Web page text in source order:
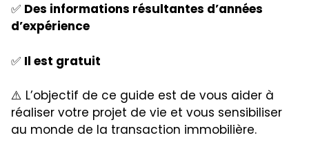
✅ Des informations résultantes d’années
d’expérience
✅ Il est gratuit
⚠️ L’objectif de ce guide est de vous aider à
réaliser votre projet de vie et vous sensibiliser
au monde de la transaction immobilière.